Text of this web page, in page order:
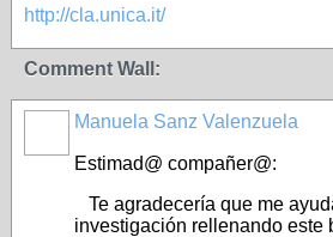
http://cla.unica.it/
Comment Wall:
Manuela Sanz Valenzuela
Estimad@ compañer@:
Te agradecería que me
investigación rellenando este